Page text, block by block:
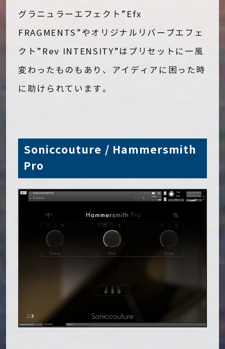
グラニュラーエフェクト”Efx
FRAGMENTS”やオリジナルリバーブエフェ
クト”Rev INTENSITY”はプリセットに一風
変わったものもあり、アイディアに困った時
に助けられています。
Soniccouture / Hammersmith
Pro